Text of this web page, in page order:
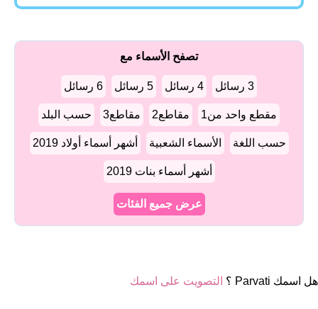
تصفح الأسماء مع
3 رسائل 4 رسائل 5 رسائل 6 رسائل
مقطع واحد من1 مقاطع2 مقاطع3 حسب البلد
حسب اللغة الأسماء الشعبية أشهر أسماء أولاد 2019
أشهر أسماء بنات 2019
عرض جميع الفئات
هل اسمك Parvati ؟ التصويت على اسمك